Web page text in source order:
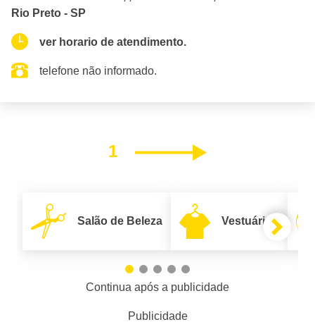
Rio Preto - SP
ver horario de atendimento.
telefone não informado.
1 Próximo
Salão de Beleza Vestuário
Continua após a publicidade
Publicidade